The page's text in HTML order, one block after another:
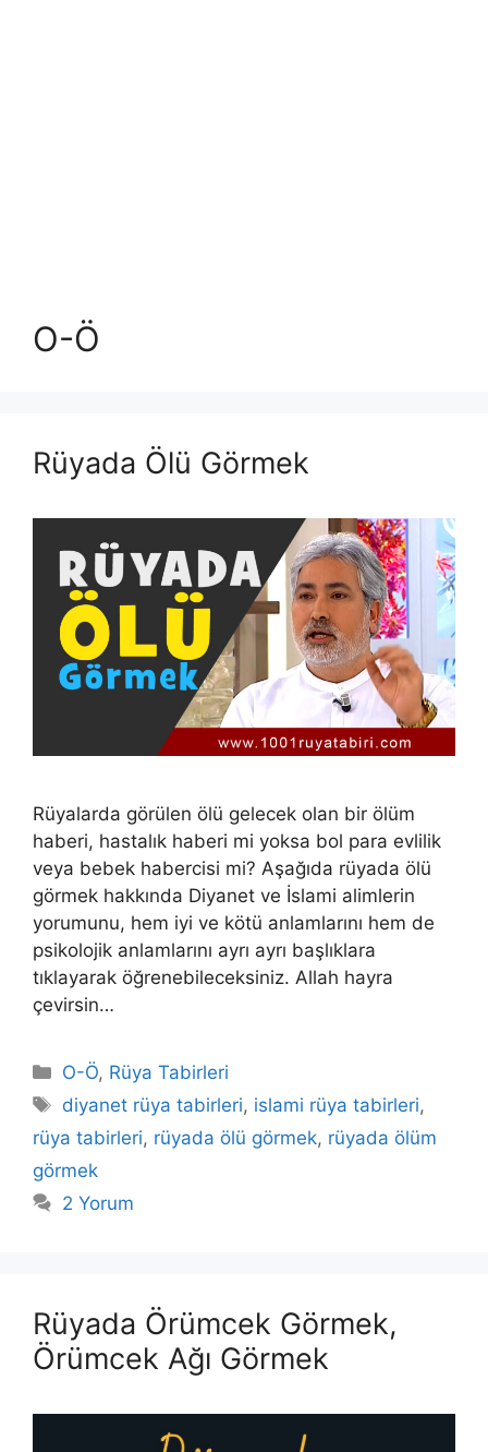
O-Ö
Rüyada Ölü Görmek
Rüyalarda görülen ölü gelecek olan bir ölüm
haberi, hastalık haberi mi yoksa bol para evlilik
veya bebek habercisi mi? Aşağıda rüyada ölü
görmek hakkında Diyanet ve İslami alimlerin
yorumunu, hem iyi ve kötü anlamlarını hem de
psikolojik anlamlarını ayrı ayrı başlıklara
tıklayarak öğrenebileceksiniz. Allah hayra
çevirsin…
Kategoriler
O-Ö, Rüya Tabirleri
Etiketler
diyanet rüya tabirleri, islami rüya tabirleri,
rüya tabirleri, rüyada ölü görmek, rüyada ölüm
görmek
2 Yorum
Rüyada Örümcek Görmek,
Örümcek Ağı Görmek